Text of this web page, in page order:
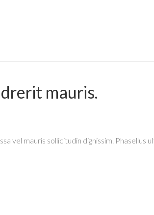
mauris.
vel mauris sollicitudin dignissim.